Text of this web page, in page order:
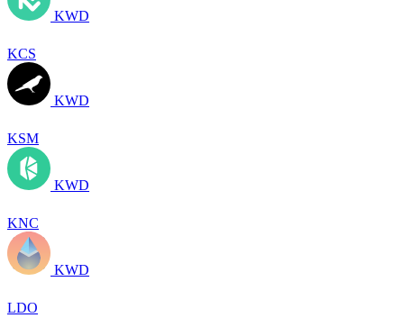
KWD
KCS
KWD
KSM
KWD
KNC
KWD
LDO